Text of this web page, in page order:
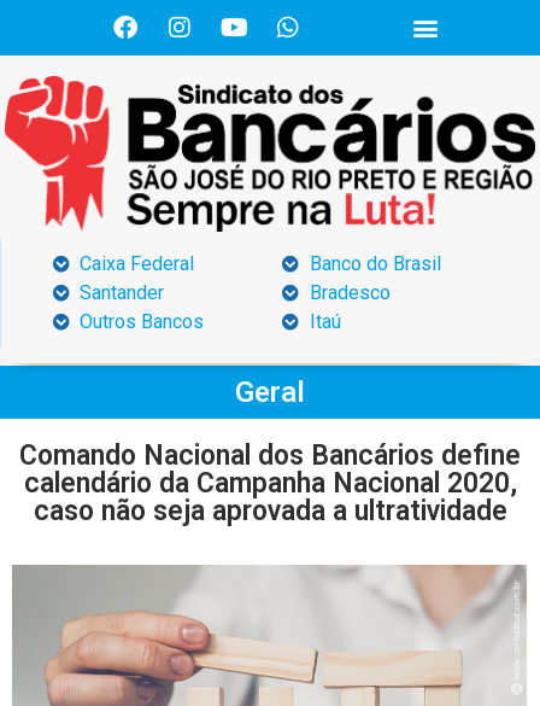
Caixa Federal
Santander
Outros Bancos
Banco do Brasil
Bradesco
Itaú
Geral
Comando Nacional dos Bancários define
calendário da Campanha Nacional 2020,
caso não seja aprovada a ultratividade